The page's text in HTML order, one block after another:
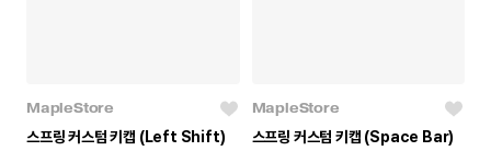
MapleStore
스프링 커스텀 키캡 (Left Shift)
MapleStore
스프링 커스텀 키캡 (Space Bar)